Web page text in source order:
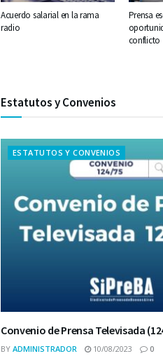
Acuerdo salarial en la rama
radio
Prensa
conflicto
Estatutos y Convenios
ESTATUTOS Y CONVENIOS
Convenio de Prensa Televisada
BY ADMINISTRADOR 10/08/2023 0